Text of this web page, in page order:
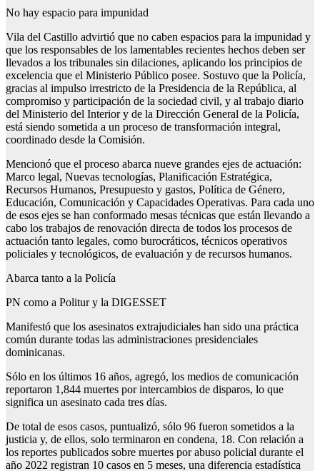
No hay espacio para impunidad
Vila del Castillo advirtió que no caben espacios para la impunidad y
que los responsables de los lamentables recientes hechos deben ser
llevados a los tribunales sin dilaciones, aplicando los principios de
excelencia que el Ministerio Público posee. Sostuvo que la Policía,
gracias al impulso irrestricto de la Presidencia de la República, al
compromiso y participación de la sociedad civil, y al trabajo diario
del Ministerio del Interior y de la Dirección General de la Policía,
está siendo sometida a un proceso de transformación integral,
coordinado desde la Comisión.
Mencionó que el proceso abarca nueve grandes ejes de actuación:
Marco legal, Nuevas tecnologías, Planificación Estratégica,
Recursos Humanos, Presupuesto y gastos, Política de Género,
Educación, Comunicación y Capacidades Operativas. Para cada uno
de esos ejes se han conformado mesas técnicas que están llevando a
cabo los trabajos de renovación directa de todos los procesos de
actuación tanto legales, como burocráticos, técnicos operativos
policiales y tecnológicos, de evaluación y de recursos humanos.
Abarca tanto a la Policía
PN como a Politur y la DIGESSET
Manifestó que los asesinatos extrajudiciales han sido una práctica
común durante todas las administraciones presidenciales
dominicanas.
Sólo en los últimos 16 años, agregó, los medios de comunicación
reportaron 1,844 muertes por intercambios de disparos, lo que
significa un asesinato cada tres días.
De total de esos casos, puntualizó, sólo 96 fueron sometidos a la
justicia y, de ellos, solo terminaron en condena, 18. Con relación a
los reportes publicados sobre muertes por abuso policial durante el
año 2022 registran 10 casos en 5 meses, una diferencia estadística